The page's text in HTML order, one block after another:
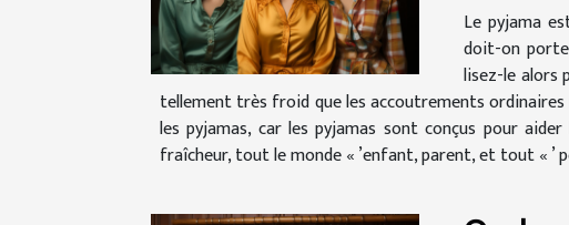
Le pyjama
doit-on
lisez-le alors
tellement très froid que les accoutrements
les pyjamas, car les pyjamas sont conçus pour
fraîcheur, tout le monde « ’enfant, parent, et tout « ’